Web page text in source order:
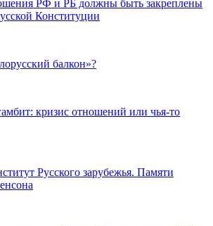
РФ и РБ должны быть закреплены
Конституции
балкон»?
кризис отношений или чья-то
Русского зарубежья. Памяти